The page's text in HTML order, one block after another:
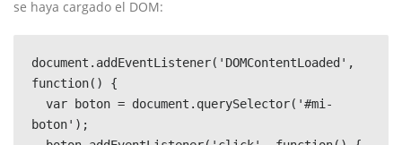
se haya cargado el DOM:
document.addEventListener('DOMContentLoaded',
function() {
boton');